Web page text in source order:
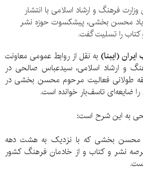
فرهنگ و ارشاد اسلامی با انتشار
محسن بخشی، پیشکسوت حوزه نشر
کتاب را تسلیت گفت.
(ایبنا) به نقل از روابط عمومی معاونت
و ارشاد اسلامی، سیدعباس صالحی در
طولانی فعالیت مرحوم محسن بخشی در
ضایعه‌ای تاسف‌بار خوانده است.
به این شرح است:
بخشی که با نزدیک به هشت دهه
نشر و کتاب و از خادمان فرهنگ کشور